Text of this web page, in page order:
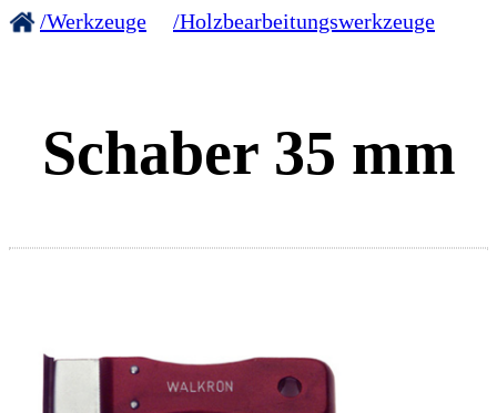
/Werkzeuge /Holzbearbeitungswerkzeuge
Schaber 35 mm